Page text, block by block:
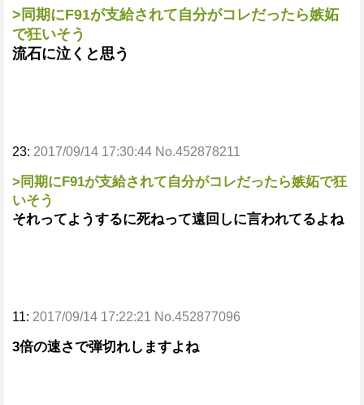
>同期にF91が支給されて自分がコレだったら嫉妬
で狂いそう
流石に泣くと思う
23: 2017/09/14 17:30:44 No.452878211
>同期にF91が支給されて自分がコレだったら嫉妬で狂
いそう
それってようするに死ねって遠回しに言われてるよね
11: 2017/09/14 17:22:21 No.452877096
3倍の速さで弾切れしますよね